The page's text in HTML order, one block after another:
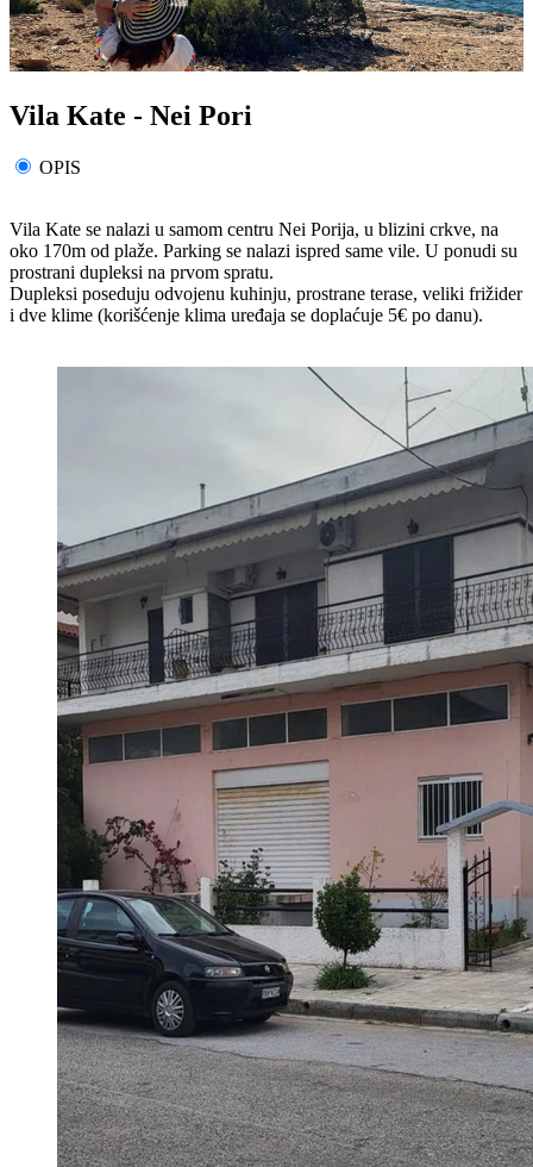
Vila Kate - Nei Pori
OPIS
Vila Kate se nalazi u samom centru Nei Porija, u blizini crkve, na
oko 170m od plaže. Parking se nalazi ispred same vile. U ponudi su
prostrani dupleksi na prvom spratu.
Dupleksi poseduju odvojenu kuhinju, prostrane terase, veliki frižider
i dve klime (korišćenje klima uređaja se doplaćuje 5€ po danu).